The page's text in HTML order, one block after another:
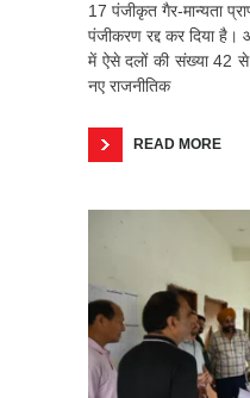
17 पंजीकृत गैर-मान्यता
पंजीकरण रद्द कर दिया है।
में ऐसे दलों की संख्या 42
नए राजनीतिक
READ MORE